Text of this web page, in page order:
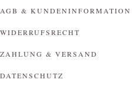
AGB & KUNDENINFORMATION
WIDERRUFSRECHT
ZAHLUNG & VERSAND
DATENSCHUTZ